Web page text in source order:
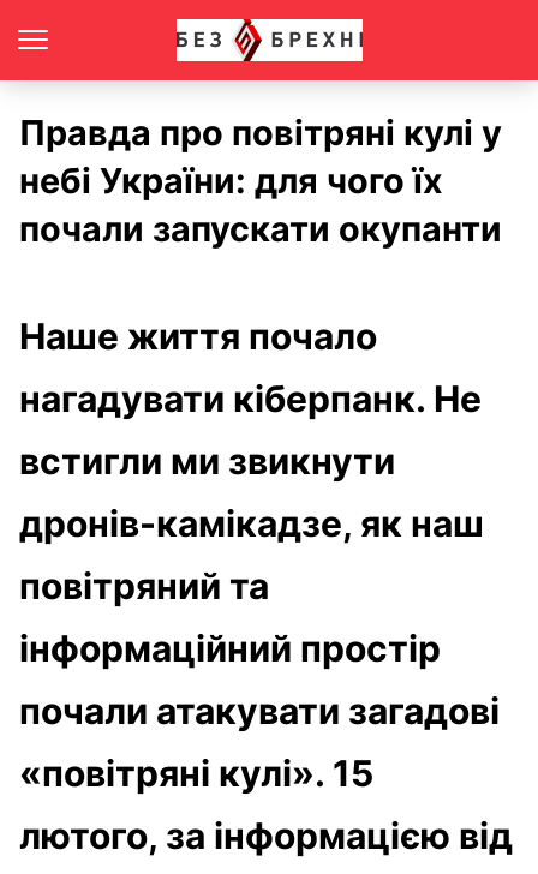
Правда про повітряні кулі у
небі України: для чого їх
почали запускати окупанти
Наше життя почало
нагадувати кіберпанк. Не
встигли ми звикнути
дронів-камікадзе, як наш
повітряний та
інформаційний простір
почали атакувати загадові
«повітряні кулі». 15
лютого, за інформацією від